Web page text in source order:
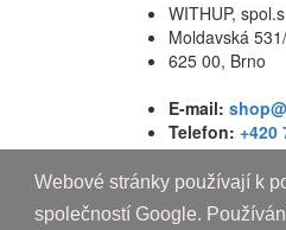
Webové stránky používají k
společností Google.
WITHUP,
Moldavská
625 00, Brno
E-mail:
Telefon: +420
Copyright © 2010-